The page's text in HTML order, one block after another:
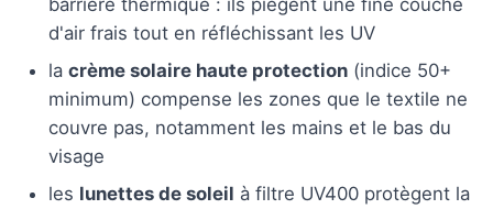
d'air frais tout en réfléchissant les UV
la crème solaire haute protection (indice 50+
minimum) compense les zones que le textile ne
couvre pas, notamment les mains et le bas du
visage
les lunettes de soleil à filtre UV400 protègent la